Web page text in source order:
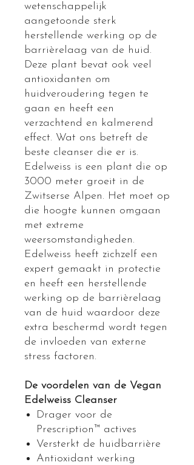
wetenschappelijk
aangetoonde sterk
herstellende werking op de
barrièrelaag van de huid.
Deze plant bevat ook veel
antioxidanten om
huidveroudering tegen te
gaan en heeft een
verzachtend en kalmerend
effect. Wat ons betreft de
beste cleanser die er is.
Edelweiss is een plant die op
3000 meter groeit in de
Zwitserse Alpen. Het moet op
die hoogte kunnen omgaan
met extreme
weersomstandigheden.
Edelweiss heeft zichzelf een
expert gemaakt in protectie
en heeft een herstellende
werking op de barrièrelaag
van de huid waardoor deze
extra beschermd wordt tegen
de invloeden van externe
stress factoren.
De voordelen van de Vegan
Edelweiss Cleanser
Drager voor de
Prescription™ actives
Versterkt de huidbarrière
Antioxidant werking